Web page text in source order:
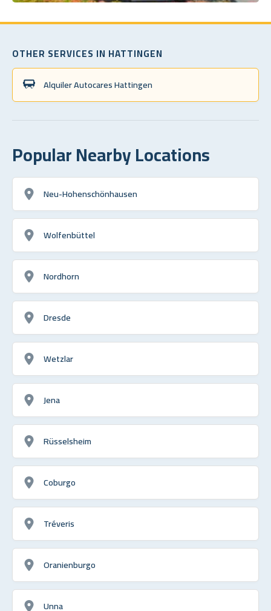
OTHER SERVICES IN HATTINGEN
Alquiler Autocares Hattingen
Popular Nearby Locations
Neu-Hohenschönhausen
Wolfenbüttel
Nordhorn
Dresde
Wetzlar
Jena
Rüsselsheim
Coburgo
Tréveris
Oranienburgo
Unna